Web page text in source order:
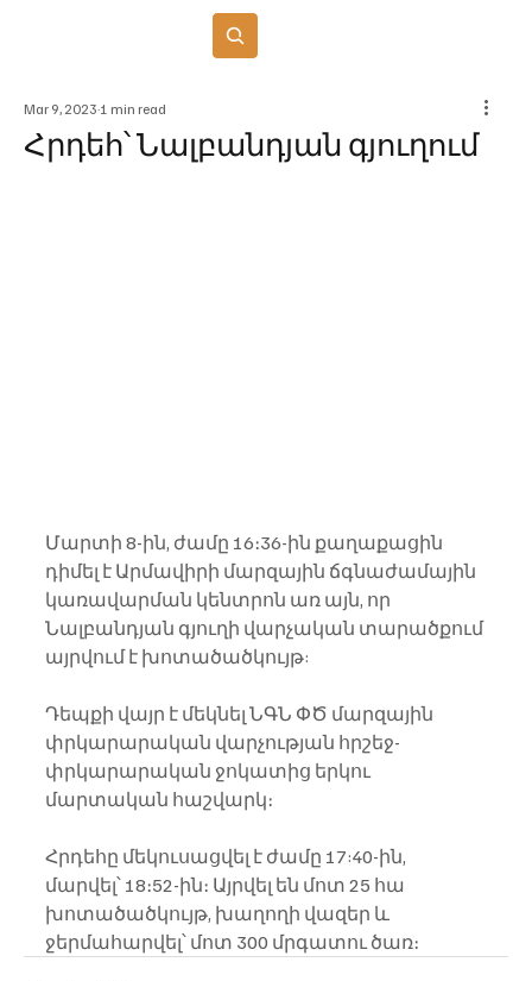
Հրդեհ՝ Նալբանդյան գյուղում
Mar 9, 2023 1 min read
Մարտի 8-ին, ժամը 16։36-ին քաղաքացին
դիմել է Արմավիրի մարզային ճգնաժամային
կառավարման կենտրոն առ այն, որ
Նալբանդյան գյուղի վարչական տարածքում
այրվում է խոտածածկույթ:
Դեպքի վայր է մեկնել ՆԳՆ ՓԾ մարզային
փրկարարական վարչության հրշեջ-
փրկարարական ջոկատից երկու
մարտական հաշվարկ։
Հրդեհը մեկուսացվել է ժամը 17:40-ին,
մարվել՝ 18։52-ին։ Այրվել են մոտ 25 հա
խոտածածկույթ, խաղողի վազեր և
ջերմահարվել՝ մոտ 300 մրգատու ծառ։